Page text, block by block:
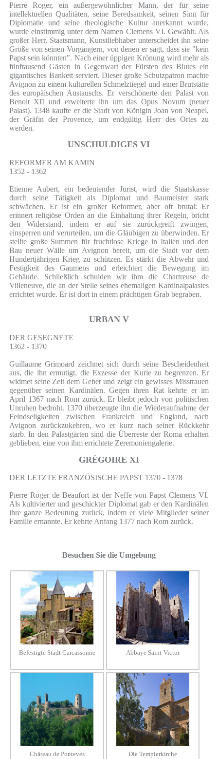
Pierre Roger, ein außergewöhnlicher Mann, der für seine
intellektuellen Qualitäten, seine Beredsamkeit, seinen Sinn für
Diplomatie und seine theologische Kultur anerkannt wurde,
wurde einstimmig unter dem Namen Clemens VI. Gewählt. Als
großer Herr, Staatsmann, Kunstliebhaber unterscheidet ihn seine
Größe von seinen Vorgängern, von denen er sagt, dass sie "kein
Papst sein könnten". Nach einer üppigen Krönung wird mehr als
fünftausend Gästen in Gegenwart der Fürsten des Blutes ein
gigantisches Bankett serviert. Dieser große Schutzpatron machte
Avignon zu einem kulturellen Schmelztiegel und einer Brutstätte
des europäischen Austauschs. Er verschönerte den Palast von
Benoit XII und erweiterte ihn um das Opus Novum (neuer
Palast). 1348 kaufte er die Stadt von Königin Joan von Neapel,
der Gräfin der Provence, um endgültig Herr des Ortes zu
werden.
UNSCHULDIGES VI
REFORMER AM KAMIN
1352 - 1362
Etienne Aubert, ein bedeutender Jurist, wird die Staatskasse
durch seine Tätigkeit als Diplomat und Baumeister stark
schwächen. Er ist ein großer Reformer, aber oft brutal: Er
erinnert religiöse Orden an die Einhaltung ihrer Regeln, bricht
den Widerstand, indem er auf sie zurückgreift zwingen,
einsperren und verurteilen, um die Gläubigen zu überwinden. Er
stellte große Summen für fruchtlose Kriege in Italien und den
Bau neuer Wälle um Avignon bereit, um die Stadt vor dem
Hundertjährigen Krieg zu schützen. Es stärkt die Abwehr und
Festigkeit des Gaumens und erleichtert die Bewegung im
Gebäude. Schließlich schulden wir ihm die Chartreuse de
Villeneuve, die an der Stelle seines ehemaligen Kardinalpalastes
errichtet wurde. Er ist dort in einem prächtigen Grab begraben.
URBAN V
DER GESEGNETE
1362 - 1370
Guillaume Grimoard zeichnet sich durch seine Bescheidenheit
aus, die ihn ermutigt, die Exzesse der Kurie zu begrenzen. Er
widmet seine Zeit dem Gebet und zeigt ein gewisses Misstrauen
gegenüber seinen Kardinälen. Gegen ihren Rat kehrte er im
April 1367 nach Rom zurück. Er bleibt jedoch von politischen
Unruhen bedroht. 1370 überzeugte ihn die Wiederaufnahme der
Feindseligkeiten zwischen Frankreich und England, nach
Avignon zurückzukehren, wo er kurz nach seiner Rückkehr
starb. In den Palastgärten sind die Überreste der Roma erhalten
geblieben, eine von ihm errichtete Zeremoniengalerie.
GRÉGOIRE XI
DER LETZTE FRANZÖSISCHE PAPST 1370 - 1378
Pierre Roger de Beaufort ist der Neffe von Papst Clemens VI.
Als kultivierter und geschickter Diplomat gab er den Kardinälen
ihre ganze Bedeutung zurück, indem er viele Mitglieder seiner
Familie ernannte. Er kehrte Anfang 1377 nach Rom zurück.
Besuchen Sie die Umgebung
Befestigte Stadt Carcassonne Abbaye Saint-Victor
Château de Pontevès Die Templerkirche